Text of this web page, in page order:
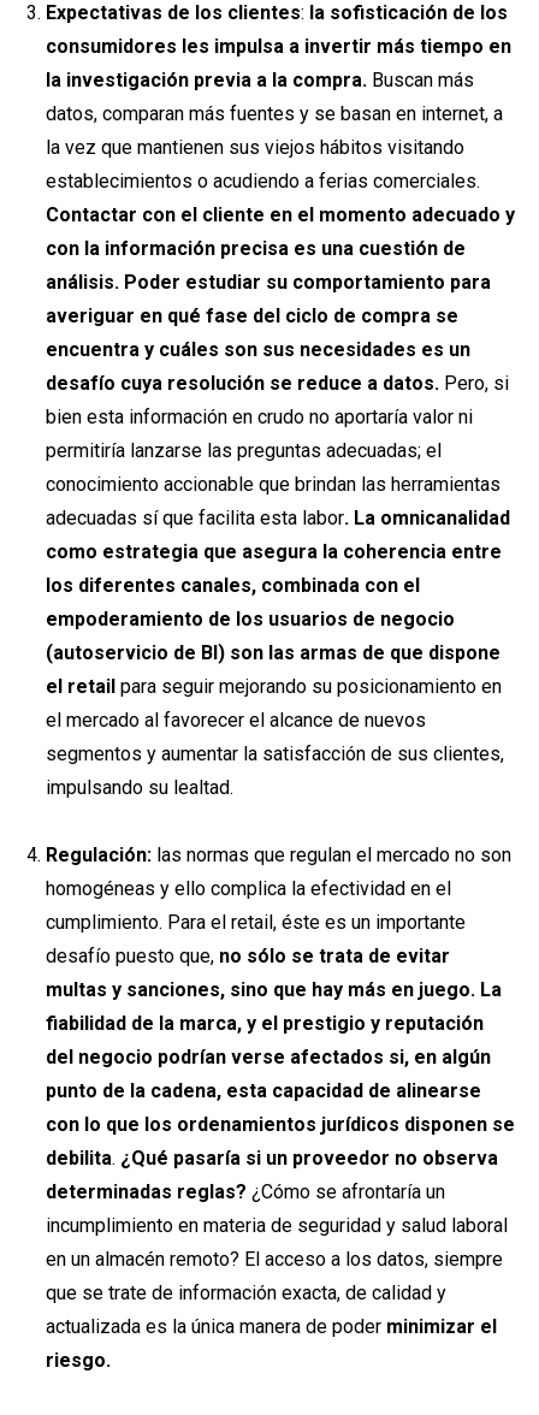
Expectativas de los clientes: la sofisticación de los
consumidores les impulsa a invertir más tiempo en
la investigación previa a la compra.Buscan más
datos, comparan más fuentes y se basan en internet, a
la vez que mantienen sus viejos hábitos visitando
establecimientos o acudiendo a ferias comerciales.
Contactar con el cliente en el momento adecuado y
con la información precisa es una cuestión de
análisis. Poder estudiar su comportamiento para
averiguar en qué fase del ciclo de compra se
encuentra y cuáles son sus necesidades es un
desafío cuya resolución se reduce a datos.Pero, si
bien esta información en crudo no aportaría valor ni
permitiría lanzarse las preguntas adecuadas; el
conocimiento accionable que brindan las herramientas
adecuadas sí que facilita esta labor. La omnicanalidad
como estrategia que asegura la coherencia entre
los diferentes canales, combinada con el
empoderamiento de los usuarios de negocio
(autoservicio de BI) son las armas de que dispone
el retailpara seguir mejorando su posicionamiento en
el mercado al favorecer el alcance de nuevos
segmentos y aumentar la satisfacción de sus clientes,
impulsando su lealtad.
Regulación:las normas que regulan el mercado no son
homogéneas y ello complica la efectividad en el
cumplimiento. Para el retail, éste es un importante
desafío puesto que, no sólo se trata de evitar
multas y sanciones, sino que hay más en juego. La
fiabilidad de la marca, y el prestigio y reputación
del negocio podrían verse afectados si, en algún
punto de la cadena, esta capacidad de alinearse
con lo que los ordenamientos jurídicos disponen se
debilita. ¿Qué pasaría si un proveedor no observa
determinadas reglas? ¿Cómo se afrontaría un
incumplimiento en materia de seguridad y salud laboral
en un almacén remoto? El acceso a los datos, siempre
que se trate de información exacta, de calidad y
actualizada es la única manera de poder minimizar el
riesgo.